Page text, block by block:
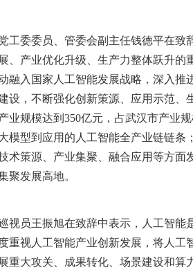
工委委员、管委会副主任钱德平在致
、产业优化升级、生产力整体跃升的
融入国家人工智能发展战略，深入推
设，不断强化创新策源、应用示范、
业规模达到350亿元，占武汉市产业
模型到应用的人工智能全产业链链条
术策源、产业集聚、融合应用等方面
聚发展高地。
视员王振旭在致辞中表示，人工智能
重视人工智能产业创新发展，将人工
重大攻关、成果转化、场景建设和